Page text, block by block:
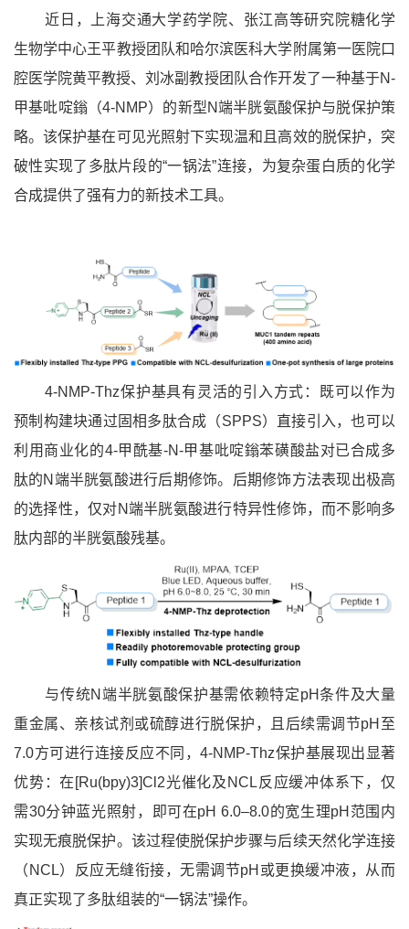
近日，上海交通大学药学院、张江高等研究院糖化学
生物学中心王平教授团队和哈尔滨医科大学附属第一医院口
腔医学院黄平教授、刘冰副教授团队合作开发了一种基于N-
甲基吡啶鎓（4-NMP）的新型N端半胱氨酸保护与脱保护策
略。该保护基在可见光照射下实现温和且高效的脱保护，突
破性实现了多肽片段的“一锅法”连接，为复杂蛋白质的化学
合成提供了强有力的新技术工具。
4-NMP-Thz保护基具有灵活的引入方式：既可以作为
预制构建块通过固相多肽合成（SPPS）直接引入，也可以
利用商业化的4-甲酰基-N-甲基吡啶鎓苯磺酸盐对已合成多
肽的N端半胱氨酸进行后期修饰。后期修饰方法表现出极高
的选择性，仅对N端半胱氨酸进行特异性修饰，而不影响多
肽内部的半胱氨酸残基。
与传统N端半胱氨酸保护基需依赖特定pH条件及大量
重金属、亲核试剂或硫醇进行脱保护，且后续需调节pH至
7.0方可进行连接反应不同，4-NMP-Thz保护基展现出显著
优势：在[Ru(bpy)3]Cl2光催化及NCL反应缓冲体系下，仅
需30分钟蓝光照射，即可在pH 6.0–8.0的宽生理pH范围内
实现无痕脱保护。该过程使脱保护步骤与后续天然化学连接
（NCL）反应无缝衔接，无需调节pH或更换缓冲液，从而
真正实现了多肽组装的“一锅法”操作。